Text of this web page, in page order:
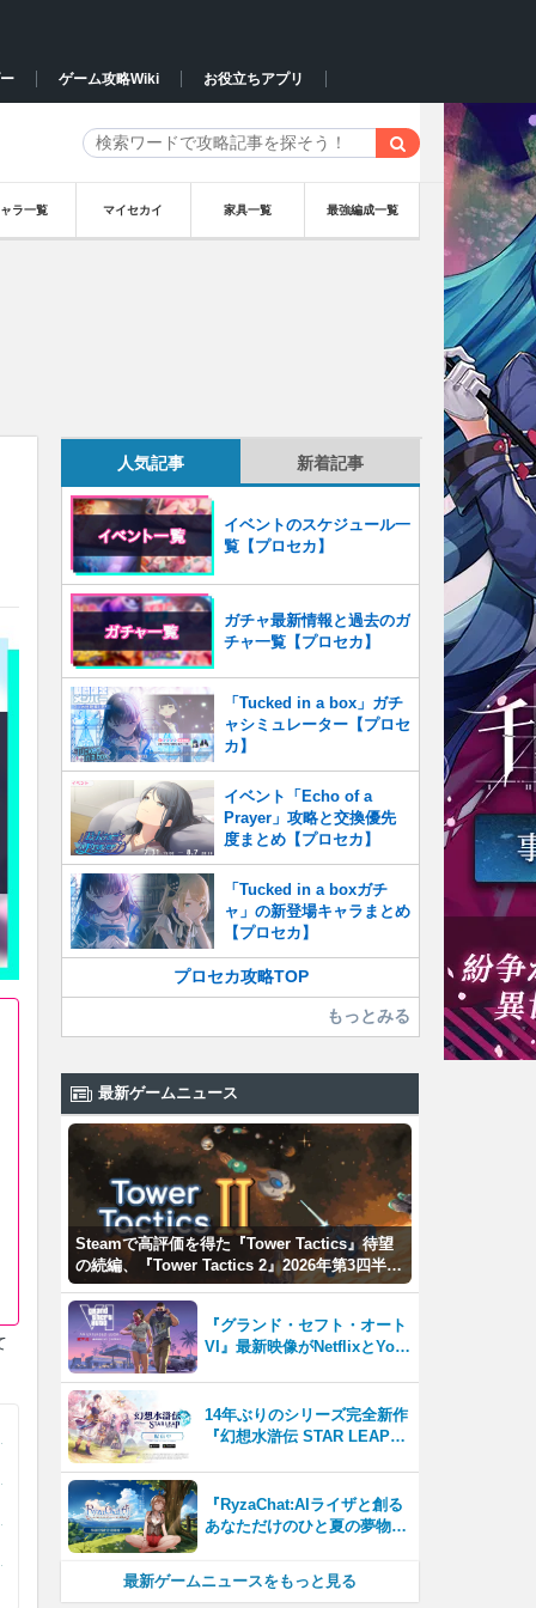
ゲーム攻略Wiki お役立ちアプリ
ラ一覧 マイセカイ 家具一覧 最強編成一覧
人気記事 新着記事
イベントのスケジュール一
覧【プロセカ】
ガチャ最新情報と過去のガ
チャ一覧【プロセカ】
「Tucked in a box」ガチ
ャシミュレーター【プロセ
カ】
イベント「Echo of a
Prayer」攻略と交換優先
度まとめ【プロセカ】
「Tucked in a boxガチ
ャ」の新登場キャラまとめ
【プロセカ】
プロセカ攻略TOP
もっとみる
最新ゲームニュース
Steamで高評価を得た『Tower Tactics』待望
の続編、『Tower Tactics 2』2026年第3四半期
に早期アクセス開始
『グランド・セフト・オート
VI』最新映像がNetflixとYou
14年ぶりのシリーズ完全新作
『幻想水滸伝 STAR LEAP』
『RyzaChat:AIライザと創る
あなただけのひと夏の夢物
自由な冒険を進めていくシス
テムはこれまでにない新鮮な
最新ゲームニュースをもっと見る